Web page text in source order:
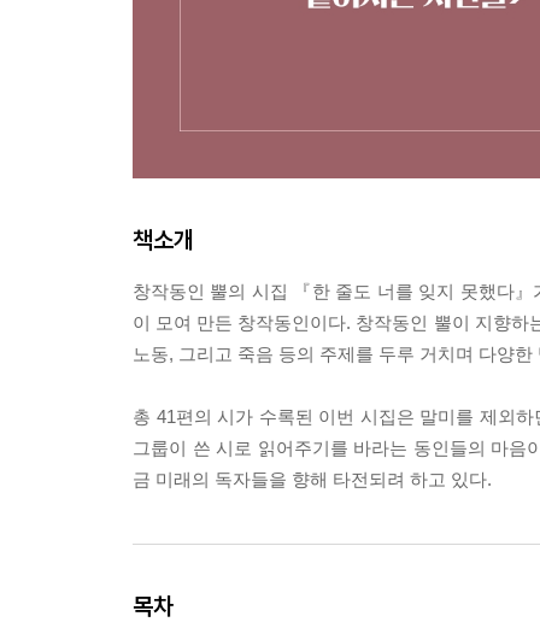
책소개
창작동인 뿔의 시집 『한 줄도 너를 잊지 못했다
이 모여 만든 창작동인이다. 창작동인 뿔이 지향하
노동, 그리고 죽음 등의 주제를 두루 거치며 다양한
총 41편의 시가 수록된 이번 시집은 말미를 제외
그룹이 쓴 시로 읽어주기를 바라는 동인들의 마
금 미래의 독자들을 향해 타전되려 하고 있다.
목차